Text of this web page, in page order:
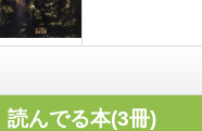
読んでる本(3冊)